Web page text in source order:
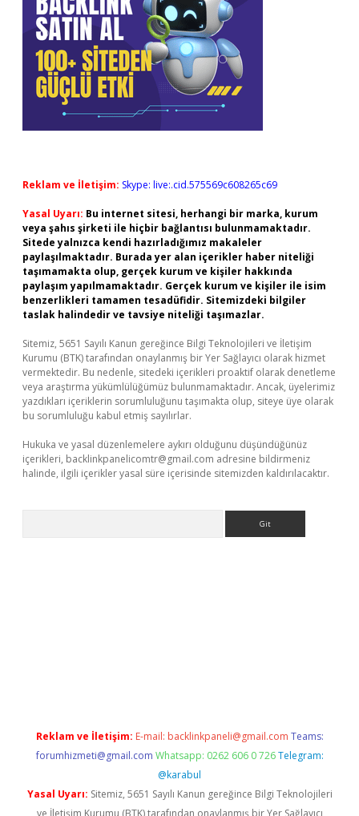
Reklam ve İletişim: Skype: live:.cid.575569c608265c69
Yasal Uyarı: Bu internet sitesi, herhangi bir marka, kurum
veya şahıs şirketi ile hiçbir bağlantısı bulunmamaktadır.
Sitede yalnızca kendi hazırladığımız makaleler
paylaşılmaktadır. Burada yer alan içerikler haber niteliği
taşımamakta olup, gerçek kurum ve kişiler hakkında
paylaşım yapılmamaktadır. Gerçek kurum ve kişiler ile isim
benzerlikleri tamamen tesadüfidir. Sitemizdeki bilgiler
taslak halindedir ve tavsiye niteliği taşımazlar.
Sitemiz, 5651 Sayılı Kanun gereğince Bilgi Teknolojileri ve İletişim
Kurumu (BTK) tarafından onaylanmış bir Yer Sağlayıcı olarak hizmet
vermektedir. Bu nedenle, sitedeki içerikleri proaktif olarak denetleme
veya araştırma yükümlülüğümüz bulunmamaktadır. Ancak, üyelerimiz
yazdıkları içeriklerin sorumluluğunu taşımakta olup, siteye üye olarak
bu sorumluluğu kabul etmiş sayılırlar.
Hukuka ve yasal düzenlemelere aykırı olduğunu düşündüğünüz
içerikleri, backlinkpanelicomtr@gmail.com adresine bildirmeniz
halinde, ilgili içerikler yasal süre içerisinde sitemizden kaldırılacaktır.
Reklam ve İletişim: E-mail: backlinkpaneli@gmail.com Teams:
forumhizmeti@gmail.com Whatsapp: 0262 606 0 726 Telegram:
@karabul
Yasal Uyarı: Sitemiz, 5651 Sayılı Kanun gereğince Bilgi Teknolojileri
ve İletişim Kurumu (BTK) tarafından onaylanmış bir Yer Sağlayıcı